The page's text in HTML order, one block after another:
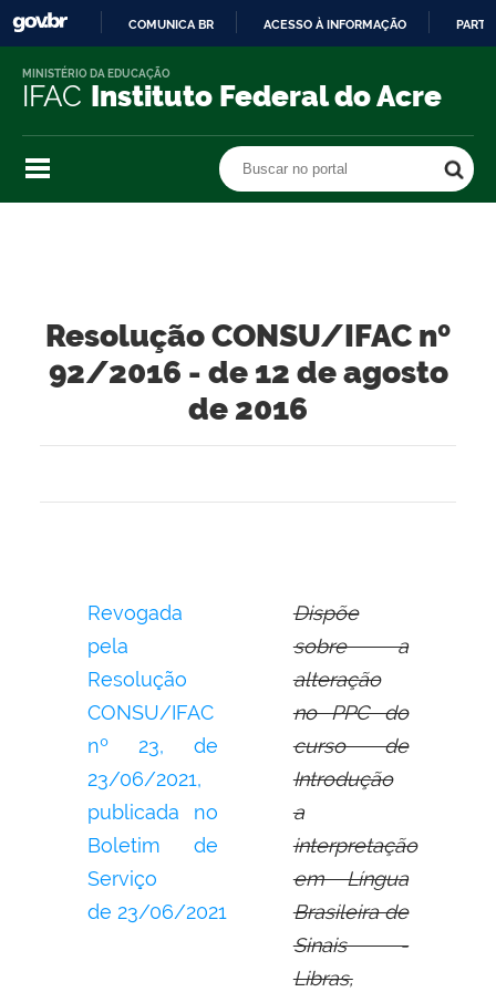
O
COMUNICA BR ACESSO À INFORMAÇÃO
IFAC Instituto Federal do Acre
MINISTÉRIO DA EDUCAÇÃO
Buscar no portal
Resolução CONSU/IFAC nº
92/2016 - de 12 de agosto
de 2016
Revogada
pela
Resolução
CONSU/IFAC
nº 23,
de
23/06/2021,
publicada no
Boletim de
Serviço
de23/06/2021
Dispõe
sobre a
alteração
no PPC do
curso de
Introdução
a
interpretação
em Língua
Brasileira de
Sinais -
Libras,